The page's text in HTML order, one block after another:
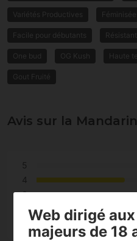
Variétés Productives Féminisées
Facile pour débutants
One bud OG Kush Haute
Gout Fruité
Avis sur la
5
4
3
Web dirigé
majeurs de 18